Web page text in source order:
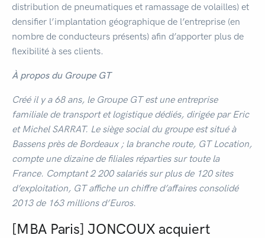
distribution de pneumatiques et ramassage de volailles) et
densifier l’implantation géographique de l’entreprise (en
nombre de conducteurs présents) afin d’apporter plus de
flexibilité à ses clients.
À propos du Groupe GT
Créé il y a 68 ans, le Groupe GT est une entreprise
familiale de transport et logistique dédiés, dirigée par Eric
et Michel SARRAT. Le siège social du groupe est situé à
Bassens près de Bordeaux ; la branche route, GT Location,
compte une dizaine de filiales réparties sur toute la
France. Comptant 2 200 salariés sur plus de 120 sites
d’exploitation, GTaffiche un chiffre d’affaires consolidé
2013 de 163 millions d’Euros.
[MBA Paris] JONCOUX acquiert